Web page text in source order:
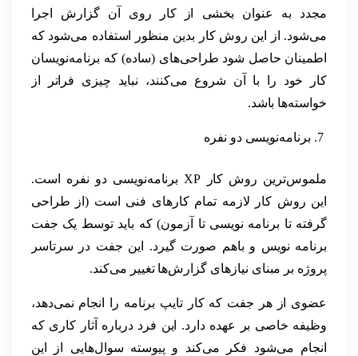
مجدد به عنوان بخشی از کار روی آن گزارش اجرا
می‌شود. از این روش کار بدین منظور استفاده می‌شود که
اطمینان حاصل شود طراحی‌های (ساده) که برنامه‌نویسان
کار خود را با آن شروع می‌کنند، نباید چیزی فراتر از
خواسته‌ها باشد.
برنامه‌نویسی دو نفره
ملموس‌ترین روش کار XP برنامه‌نویسی دو نفره است.
این روش کار لازمه تمام کارهای فنی است (از طراحی
گرفته تا برنامه نویسی تا آزمون) که باید توسط یک جفت
برنامه نویس و باهم صورت گیرد. این جفت در سرتاسر
پروژه بر مبنای نیازهای گزارش‌ها تغییر می‌کند.
عضوی از هر جفت که کار تایپ برنامه را انجام نمی‌دهد،
وظیفه خاصی بر عهده دارد. این فرد درباره آثار کاری که
انجام می‌شود فکر می‌کند و پیوسته سوال‌هایی از این